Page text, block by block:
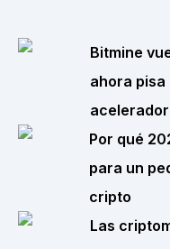
Bitmine
ahora pisa
acelerador
Por qué
para un
cripto
Las